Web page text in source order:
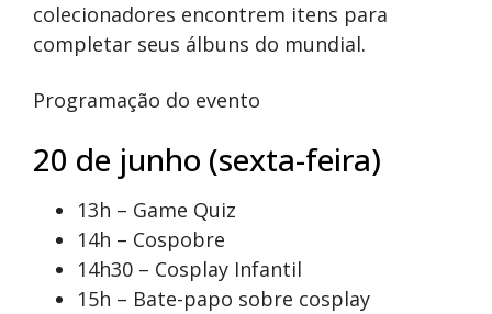
colecionadores encontrem itens para
completar seus álbuns do mundial.
Programação do evento
20 de junho (sexta-feira)
13h – Game Quiz
14h – Cospobre
14h30 – Cosplay Infantil
15h – Bate-papo sobre cosplay